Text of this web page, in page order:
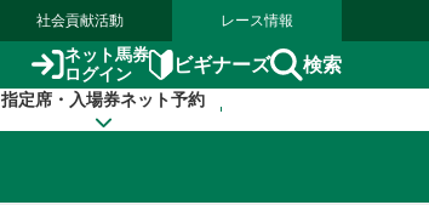
社会貢献活動 レース情報
ネット馬券
ログイン
ビギナーズ 検索
指定席・入場券ネット予約